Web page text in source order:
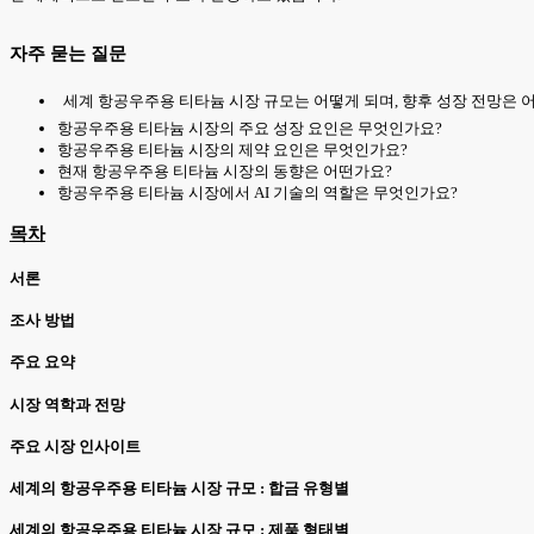
자주 묻는 질문
세계 항공우주용 티타늄 시장 규모는 어떻게 되며, 향후 성장 전망은
항공우주용 티타늄 시장의 주요 성장 요인은 무엇인가요?
항공우주용 티타늄 시장의 제약 요인은 무엇인가요?
현재 항공우주용 티타늄 시장의 동향은 어떤가요?
항공우주용 티타늄 시장에서 AI 기술의 역할은 무엇인가요?
목차
서론
조사 방법
주요 요약
시장 역학과 전망
주요 시장 인사이트
세계의 항공우주용 티타늄 시장 규모 : 합금 유형별
세계의 항공우주용 티타늄 시장 규모 : 제품 형태별